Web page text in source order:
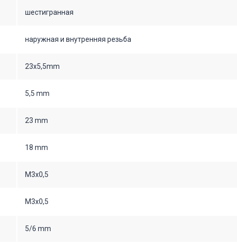
шестигранная
наружная и внутренняя резьба
23x5,5mm
5,5 mm
23 mm
18 mm
M3х0,5
M3х0,5
5/6 mm